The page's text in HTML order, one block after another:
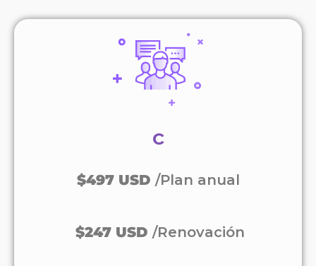
c
$497 USD /Plan anual
$247 USD /Renovación